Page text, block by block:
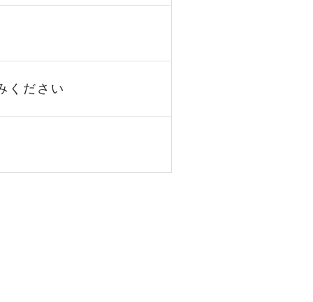
ください